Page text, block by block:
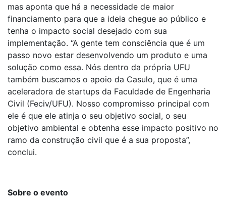
mas aponta que há a necessidade de maior
financiamento para que a ideia chegue ao público e
tenha o impacto social desejado com sua
implementação. “A gente tem consciência que é um
passo novo estar desenvolvendo um produto e uma
solução como essa. Nós dentro da própria UFU
também buscamos o apoio da Casulo, que é uma
aceleradora de startups da Faculdade de Engenharia
Civil (Feciv/UFU). Nosso compromisso principal com
ele é que ele atinja o seu objetivo social, o seu
objetivo ambiental e obtenha esse impacto positivo no
ramo da construção civil que é a sua proposta”,
conclui.
Sobre o evento